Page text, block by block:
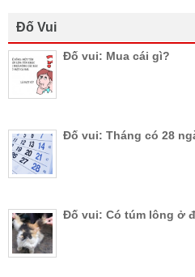
Đố Vui
Đố vui: Mua cái gì?
Đố vui: Tháng có 28
Đố vui: Có túm lông ở